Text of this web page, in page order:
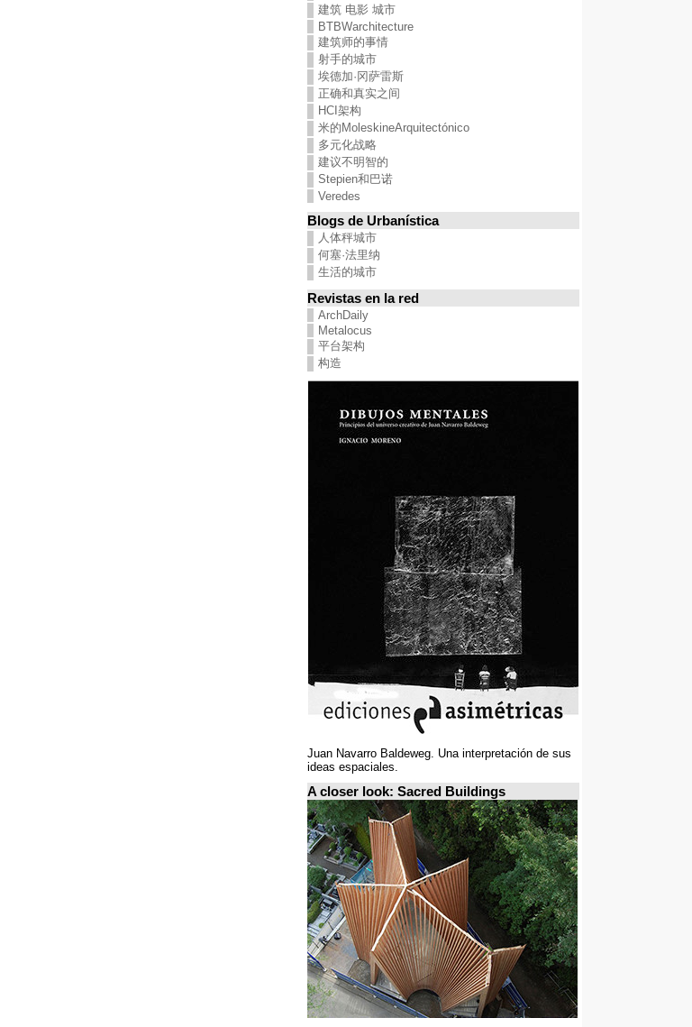
建筑 电影 城市
BTBWarchitecture
建筑师的事情
射手的城市
埃德加·冈萨雷斯
正确和真实之间
HCI架构
米的MoleskineArquitectónico
多元化战略
建议不明智的
Stepien和巴诺
Veredes
Blogs de Urbanística
人体秤城市
何塞·法里纳
生活的城市
Revistas en la red
ArchDaily
Metalocus
平台架构
构造
Juan Navarro Baldeweg. Una interpretación de sus
ideas espaciales.
A closer look: Sacred Buildings